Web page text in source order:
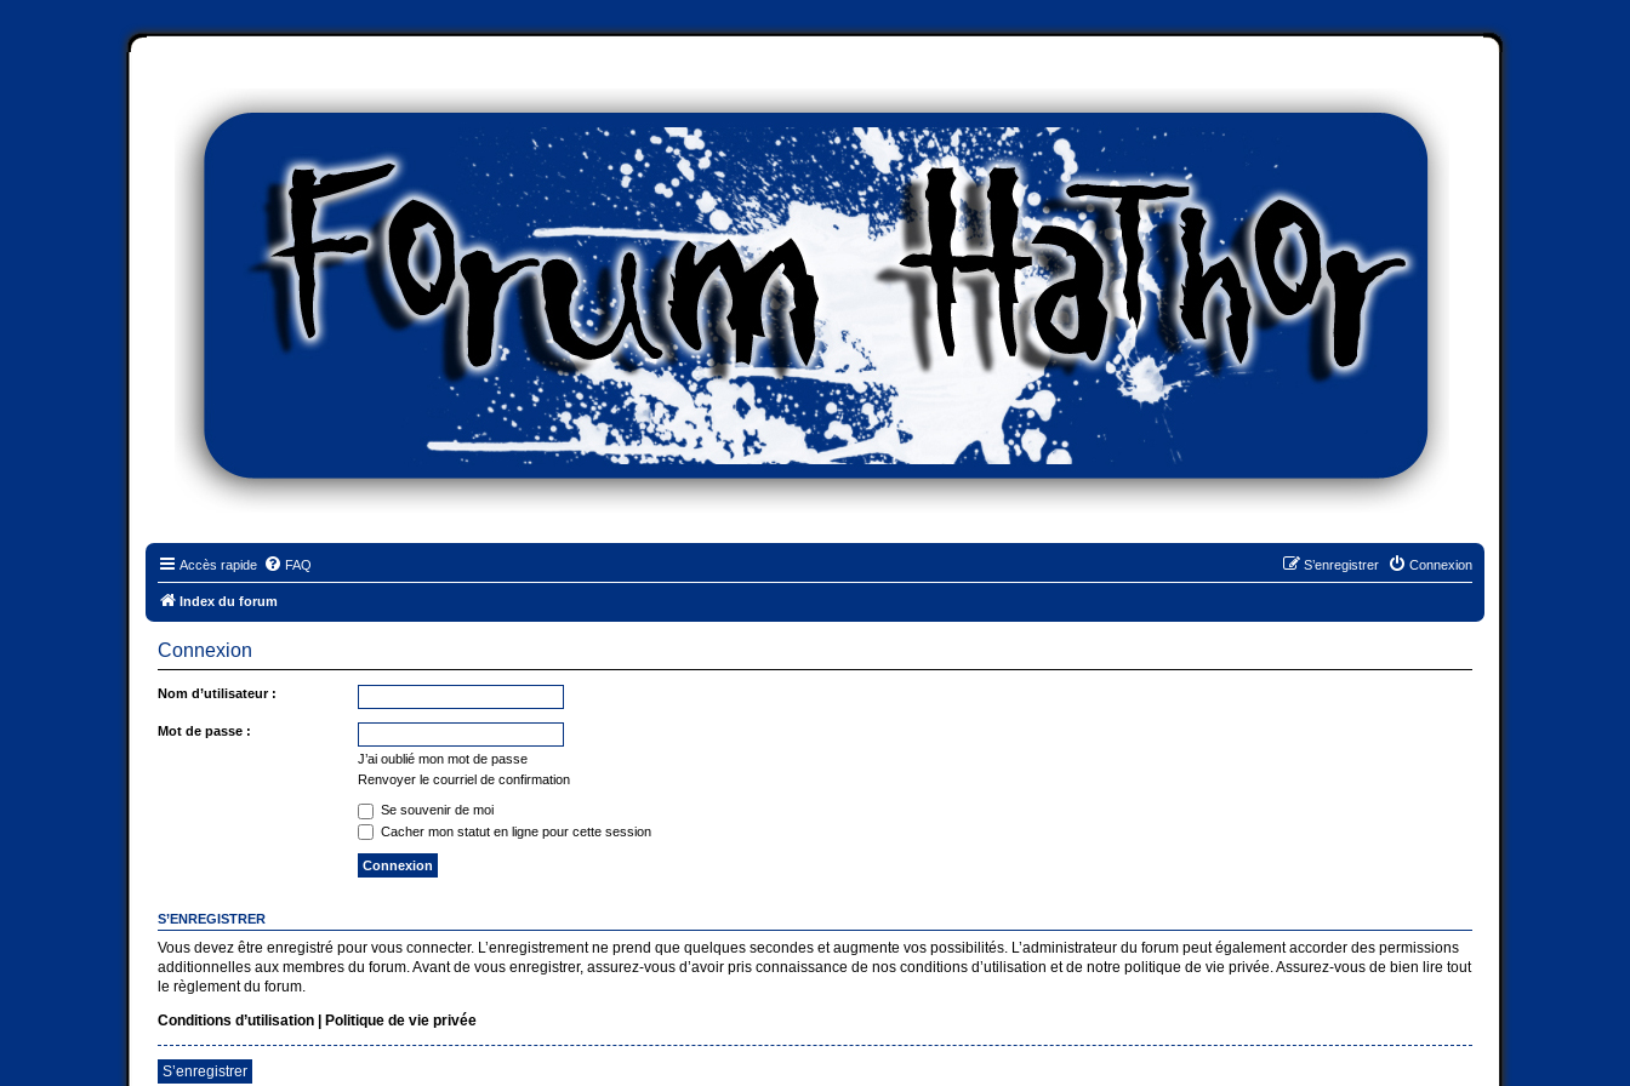
Accès rapide FAQ Connexion
S’enregistrer
Index du forum
Connexion
Nom d’utilisateur :
Mot de passe :
J’ai oublié mon mot de passe
Renvoyer le courriel de confirmation
Se souvenir de moi
Cacher mon statut en ligne pour cette session
S’ENREGISTRER
Vous devez être enregistré pour vous connecter. L’enregistrement ne prend que quelques secondes et augmente vos possibilités. L’administrateur du forum peut également accorder des permissions
additionnelles aux membres du forum. Avant de vous enregistrer, assurez-vous d’avoir pris connaissance de nos conditions d’utilisation et de notre politique de vie privée. Assurez-vous de bien lire tout
le règlement du forum.
Conditions d’utilisation | Politique de vie privée
S’enregistrer